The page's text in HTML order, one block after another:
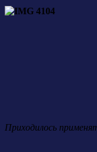
Приходилось